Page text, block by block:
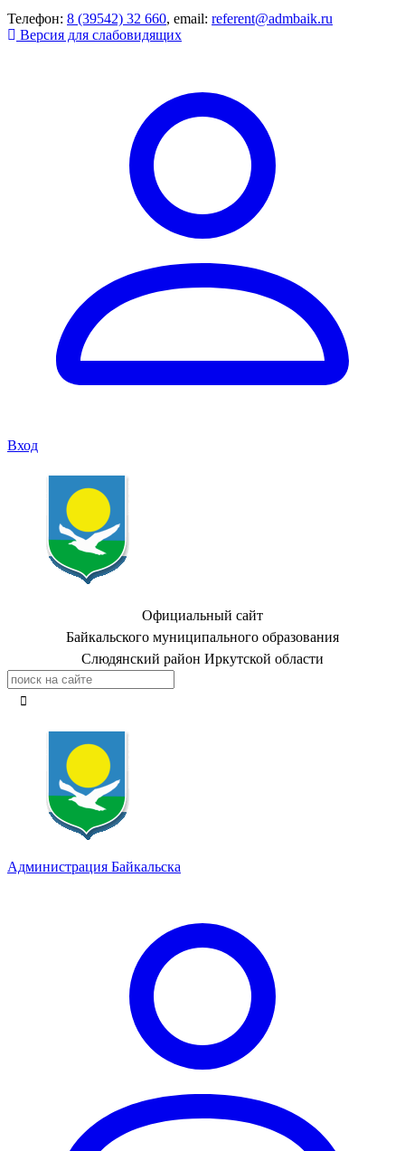
Телефон: 8 (39542) 32 660, email: referent@admbaik.ru
Версия для слабовидящих
Вход
Официальный сайт
Байкальского муниципального образования
Слюдянский район Иркутской области
Администрация Байкальска